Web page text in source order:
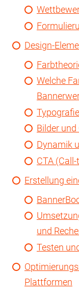
Design-
Welche
Typografie
Bilder und
Dynamik
CTA
Erstellung
und
Testen
Plattformen